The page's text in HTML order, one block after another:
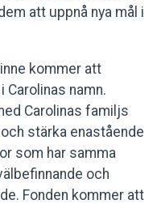
att uppnå nya mål i
kommer att
namn.
Carolinas familjs
stärka enastående
som har samma
och
Fonden kommer att